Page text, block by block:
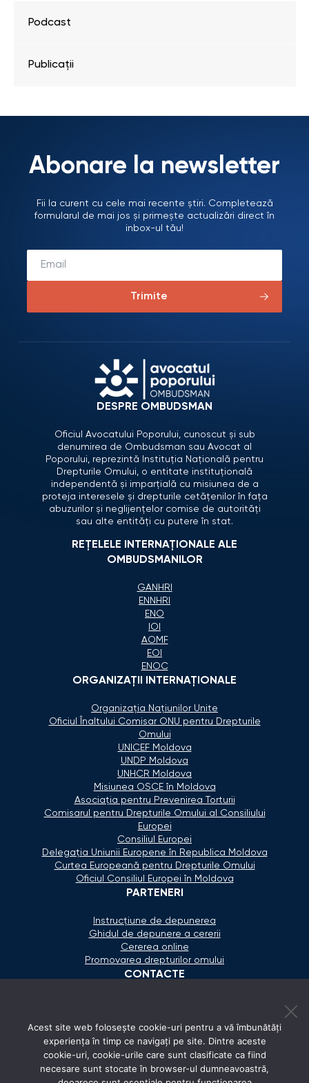
Podcast
Publicații
Abonare la newsletter
Fii la curent cu cele mai recente știri. Completează
formularul de mai jos și primește actualizări direct în
inbox-ul tău!
Trimite
DESPRE OMBUDSMAN
Oficiul Avocatului Poporului, cunoscut și sub
denumirea de Ombudsman sau Avocat al
Poporului, reprezintă Instituția Națională pentru
Drepturile Omului, o entitate instituțională
independentă și imparțială cu misiunea de a
proteja interesele și drepturile cetățenilor în fața
abuzurilor și neglijențelor comise de autorități
sau alte entități cu putere în stat.
REȚELELE INTERNAȚIONALE ALE
OMBUDSMANILOR
GANHRI
ENNHRI
ENO
IOI
AOMF
EOI
ENOC
ORGANIZAŢII INTERNAŢIONALE
Organizaţia Naţiunilor Unite
Oficiul Înaltului Comisar ONU pentru Drepturile
Omului
UNICEF Moldova
UNDP Moldova
UNHCR Moldova
Misiunea OSCE în Moldova
Asociaţia pentru Prevenirea Torturii
Comisarul pentru Drepturile Omului al Consiliului
Europei
Consiliul Europei
Delegaţia Uniunii Europene în Republica Moldova
Curtea Europeană pentru Drepturile Omului
Oficiul Consiliul Europei în Moldova
PARTENERI
Instrucțiune de depunerea
Ghidul de depunere a cererii
Cererea online
Promovarea drepturilor omului
CONTACTE
secretariat@ombudsman.md
Strada Calea Ieşilor 11/3, Chişinău
Luni - Vineri: 08:00 - 17:00
Acest site web folosește cookie-uri pentru a vă îmbunătăți
experiența în timp ce navigați pe site. Dintre aceste
cookie-uri, cookie-urile care sunt clasificate ca fiind
necesare sunt stocate în browser-ul dumneavoastră,